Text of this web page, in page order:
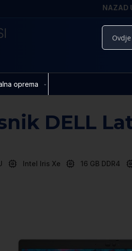
NAZAD
oprema
DELL
Intel Iris Xe 16 GB DDR4